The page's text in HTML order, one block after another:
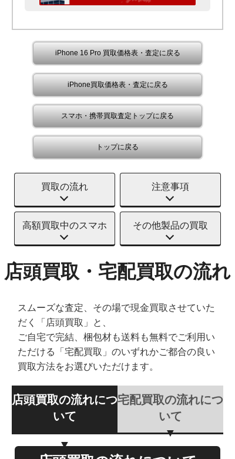
iPhone 16 Pro 買取価格表・査定に戻る
iPhone買取価格表・査定に戻る
スマホ・携帯買取査定トップに戻る
トップに戻る
買取の流れ 注意事項
高額買取中のスマホ その他製品の買取
店頭買取・宅配買取の流れ
スムーズな査定、その場で現金買取させていた
だく「店頭買取」と、
ご自宅で完結、梱包材も送料も無料でご利用い
ただける「宅配買取」のいずれかご都合の良い
買取方法をお選びいただけます。
店頭買取の流れにつ
いて
宅配買取の流れにつ
いて